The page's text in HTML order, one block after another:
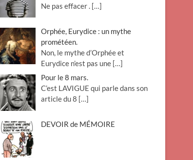
Ne pas effacer . […]
Orphée, Eurydice : un mythe
prométéen.
Non, le mythe d’Orphée et
Eurydice n’est pas une […]
Pour le 8 mars.
C’est LAVIGUE qui parle dans son
article du 8 […]
DEVOIR de MÉMOIRE